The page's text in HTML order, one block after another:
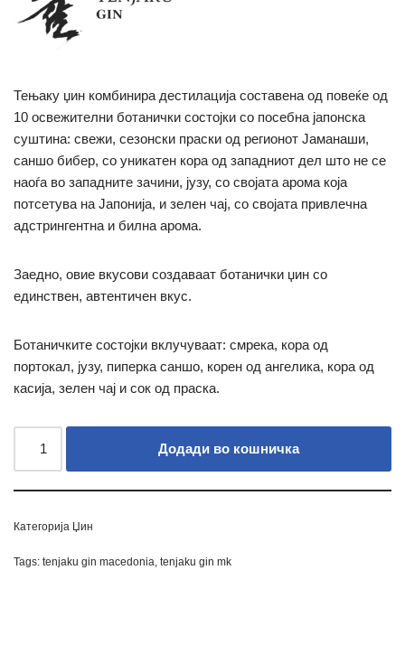
Тењаку џин комбинира дестилација составена од повеќе од
10 освежителни ботанички состојки со посебна јапонска
суштина: свежи, сезонски праски од регионот Јаманаши,
саншо бибер, со уникатен кора од западниот дел што не се
наоѓа во западните зачини, јузу, со својата арома која
потсетува на Јапонија, и зелен чај, со својата привлечна
адстрингентна и билна арома.
Заедно, овие вкусови создаваат ботанички џин со
единствен, автентичен вкус.
Ботаничките состојки вклучуваат: смрека, кора од
портокал, јузу, пиперка саншо, корен од ангелика, кора од
касија, зелен чај и сок од праска.
Додади во кошничка
Категорија Џин
Tags: tenjaku gin macedonia, tenjaku gin mk